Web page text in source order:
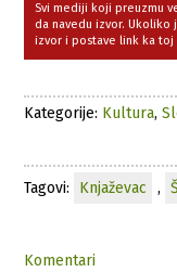
Svi mediji koji preuzmu
da navedu izvor. Ukoliko
izvor i postave link ka toj
Kategorije: Kultura,
Tagovi: Knjaževac ,
Komentari